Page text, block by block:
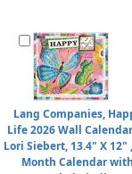
Lang Companies,
Life 2026 Wall
Lori Siebert, 13.4" X 12"
Month Calendar with